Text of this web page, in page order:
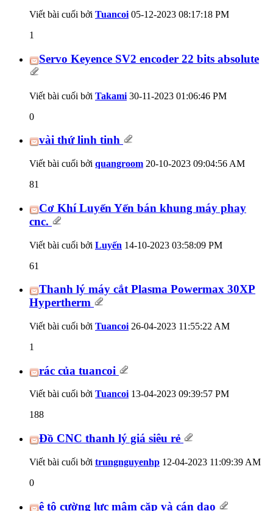
Viết bài cuối bởi Tuancoi 05-12-2023 08:17:18 PM
1
Servo Keyence SV2 encoder 22 bits absolute
Viết bài cuối bởi Takami 30-11-2023 01:06:46 PM
0
vài thứ linh tinh
Viết bài cuối bởi quangroom 20-10-2023 09:04:56 AM
81
Cơ Khí Luyến Yến bán khung máy phay
cnc.
Viết bài cuối bởi Luyến 14-10-2023 03:58:09 PM
61
Thanh lý máy cắt Plasma Powermax 30XP
Hypertherm
Viết bài cuối bởi Tuancoi 26-04-2023 11:55:22 AM
1
rác của tuancoi
Viết bài cuối bởi Tuancoi13-04-2023 09:39:57 PM
188
Đồ CNC thanh lý giá siêu rẻ
Viết bài cuối bởi trungnguyenhp 12-04-2023 11:09:39 AM
0
ê tô cường lực mâm cặp và cán dao